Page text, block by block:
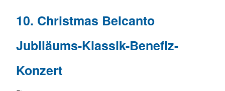
10. Christmas Belcanto
Jubiläums-Klassik-Benefiz-
Konzert